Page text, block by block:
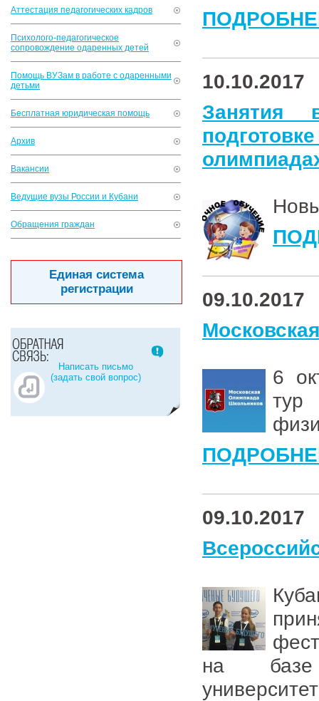
Аттестация педагогических кадров
Психолого-педагогическое
сопровождение одаренных детей
Помощь ВУЗам в работе с одаренными
детьми
Бесплатная юридическая помощь
Архив
Вакансии
Ведущие вузы России и Кубани
Обращения граждан
Единая система
регистрации
Написать письмо
(задать свой вопрос)
10.10.2017
Занятия
09.10.2017
6
тур
09.10.2017
на базе